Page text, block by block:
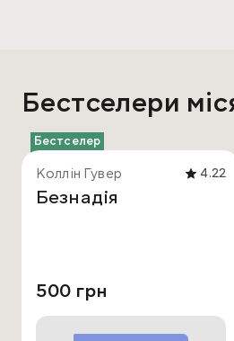
Бестселери
Бестселер
Коллін Гувер 4.22
Безнадія
500 грн